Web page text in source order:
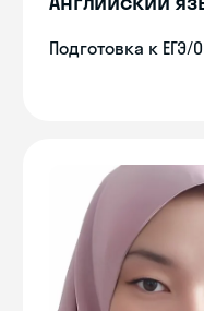
Подготовка к ЕГЭ/